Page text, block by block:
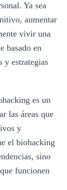
Ya sea
aumentar
vivir una
basado en
y estrategias
es un
las áreas que
y
el biohacking
sino
funcionen